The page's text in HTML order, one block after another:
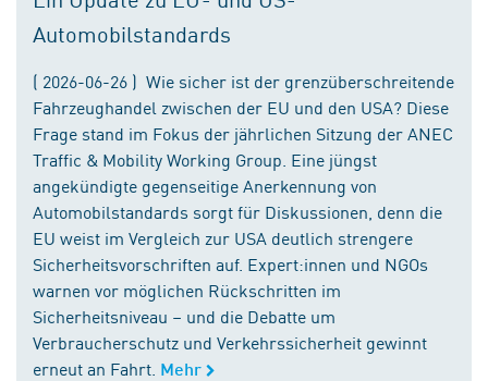
Automobilstandards
( 2026-06-26 ) Wie sicher ist der grenzüberschreitende
Fahrzeughandel zwischen der EU und den USA? Diese
Frage stand im Fokus der jährlichen Sitzung der ANEC
Traffic & Mobility Working Group. Eine jüngst
angekündigte gegenseitige Anerkennung von
Automobilstandards sorgt für Diskussionen, denn die
EU weist im Vergleich zur USA deutlich strengere
Sicherheitsvorschriften auf. Expert:innen und NGOs
warnen vor möglichen Rückschritten im
Sicherheitsniveau – und die Debatte um
Verbraucherschutz und Verkehrssicherheit gewinnt
erneut an Fahrt. Mehr